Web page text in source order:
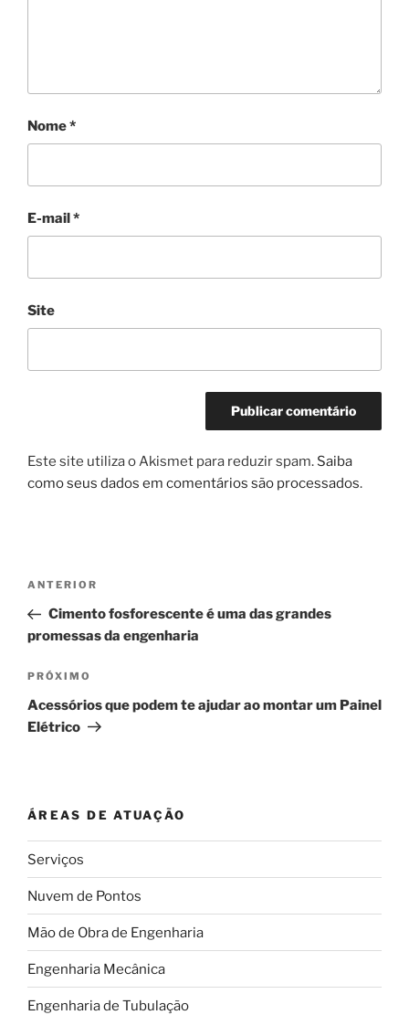
Nome*
E-mail*
Site
Este site utiliza o Akismet para reduzir spam. Saiba
como seus dados em comentários são processados.
Navegação
Post
Post
anterior
ANTERIOR
Cimento fosforescente é uma das grandes
promessas da engenharia
Próximo
post
PRÓXIMO
Acessórios que podem te ajudar ao montar um Painel
Elétrico
ÁREAS DE ATUAÇÃO
Serviços
Nuvem de Pontos
Mão de Obra de Engenharia
Engenharia Mecânica
Engenharia de Tubulação